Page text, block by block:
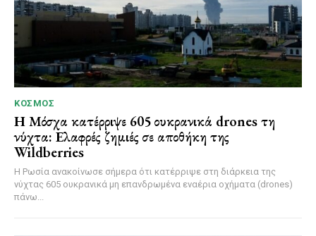
ΚΌΣΜΟΣ
Η Μόσχα κατέρριψε 605 ουκρανικά drones τη
νύχτα: Ελαφρές ζημιές σε αποθήκη της
Wildberries
Η Ρωσία ανακοίνωσε σήμερα ότι κατέρριψε στη διάρκεια της
νύχτας 605 ουκρανικά μη επανδρωμένα εναέρια οχήματα (drones)
πάνω...